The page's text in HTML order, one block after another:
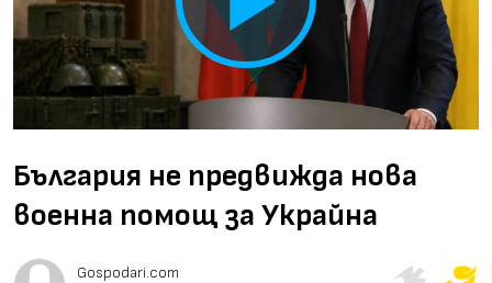
Play
Video
България не предвижда нова
военна помощ за Украйна
Gospodari.com